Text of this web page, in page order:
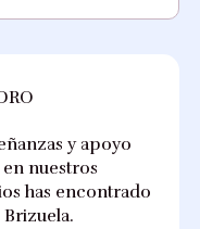
y apoyo
nuestros
has encontrado